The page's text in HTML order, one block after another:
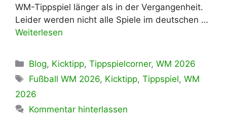
WM-Tippspiel länger als in der Vergangenheit.
Leider werden nicht alle Spiele im deutschen …
Weiterlesen
Kategorien
Blog, Kicktipp,Tippspielcorner,WM 2026
Schlagwörter
Fußball WM 2026, Kicktipp,Tippspiel,WM
2026
Kommentar hinterlassen